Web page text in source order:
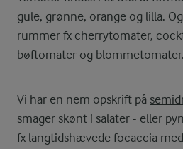
gule, grønne, orange og lilla.
rummer fx cherrytomater,
bøftomater og blommetomater.
Vi har en nem opskrift på
smager skønt i salater - eller
fx langtidshævede focaccia